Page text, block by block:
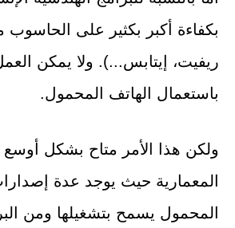
بكفاءة أكبر بكثير على الحاسوب
ريفيت، إيتابس...). ولا يمكن
باستعمال الهاتف المحمول.
ولكن هذا الأمر متاح بشكل أوسع
المعمارية حيث يوجد عدة
المحمول يسمح بتشغيلها ومن